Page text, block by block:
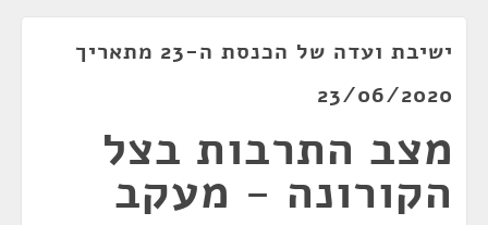
ישיבת ועדה של הכנסת ה-23 מתאריך
23/06/2020
מצב התרבות בצל
הקורונה - מעקב